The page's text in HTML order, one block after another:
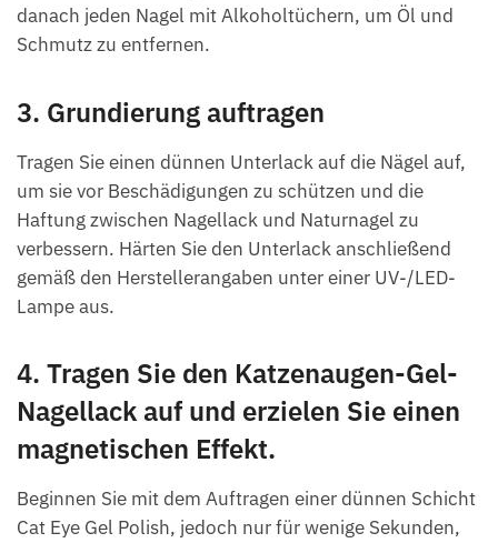
danach jeden Nagel mit Alkoholtüchern, um Öl und
Schmutz zu entfernen.
3. Grundierung auftragen
Tragen Sie einen dünnen Unterlack auf die Nägel auf,
um sie vor Beschädigungen zu schützen und die
Haftung zwischen Nagellack und Naturnagel zu
verbessern. Härten Sie den Unterlack anschließend
gemäß den Herstellerangaben unter einer UV-/LED-
Lampe aus.
4. Tragen Sie den Katzenaugen-Gel-
Nagellack auf und erzielen Sie einen
magnetischen Effekt.
Beginnen Sie mit dem Auftragen einer dünnen Schicht
Cat Eye Gel Polish, jedoch nur für wenige Sekunden,